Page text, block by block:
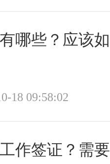
哪些？应该如
18 09:58:02
作签证？需要